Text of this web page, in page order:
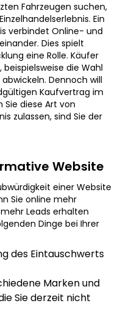
Fahrzeugen suchen,
Ein
verbindet Online- und
Dies spielt
eine Rolle. Käufer
beispielsweise die Wahl
Dennoch will
Kaufvertrag im
diese Art von
zulassen, sind Sie der
Website
einer Website
Sie online mehr
Leads erhalten
Dinge bei Ihrer
des Eintauschwerts
Marken und
Sie derzeit nicht